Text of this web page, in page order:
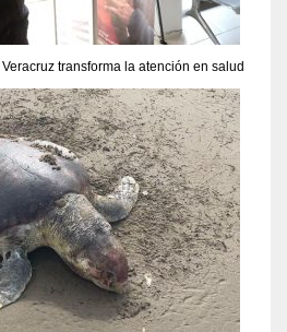
transforma la atención en salud